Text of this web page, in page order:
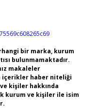
bir marka, kurum
bulunmamaktadır.
makaleler
içerikler haber niteliği
kişiler hakkında
kurum ve kişiler ile isim